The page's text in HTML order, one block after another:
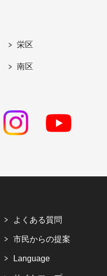
栄区
南区
よくある質問
市民からの提案
Language